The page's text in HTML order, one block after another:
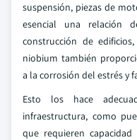
suspensión, piezas de
esencial una relación
construcción de
niobium también
a la corrosión del estrés y
Esto los hace
infraestructura, como
que requieren